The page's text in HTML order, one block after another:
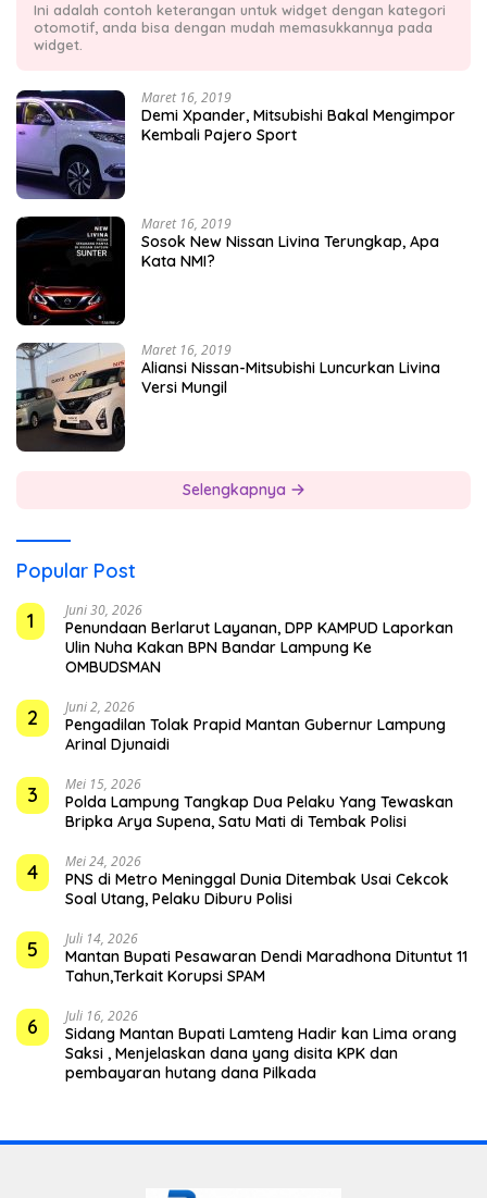
Ini adalah contoh keterangan untuk widget dengan kategori
otomotif, anda bisa dengan mudah memasukkannya pada
widget.
Maret 16, 2019
Demi Xpander, Mitsubishi Bakal Mengimpor
Kembali Pajero Sport
Maret 16, 2019
Sosok New Nissan Livina Terungkap, Apa
Kata NMI?
Maret 16, 2019
Aliansi Nissan-Mitsubishi Luncurkan Livina
Versi Mungil
Selengkapnya
Popular Post
1
Juni 30, 2026
Penundaan Berlarut Layanan, DPP KAMPUD Laporkan
Ulin Nuha Kakan BPN Bandar Lampung Ke
OMBUDSMAN
2 Juni 2, 2026
Pengadilan Tolak Prapid Mantan Gubernur Lampung
Arinal Djunaidi
3 Mei 15, 2026
Polda Lampung Tangkap Dua Pelaku Yang Tewaskan
Bripka Arya Supena, Satu Mati di Tembak Polisi
4 Mei 24, 2026
PNS di Metro Meninggal Dunia Ditembak Usai Cekcok
Soal Utang, Pelaku Diburu Polisi
5 Juli 14, 2026
Mantan Bupati Pesawaran Dendi Maradhona Dituntut 11
Tahun,Terkait Korupsi SPAM
6 Juli 16, 2026
Sidang Mantan Bupati Lamteng Hadir kan Lima orang
Saksi , Menjelaskan dana yang disita KPK dan
pembayaran hutang dana Pilkada